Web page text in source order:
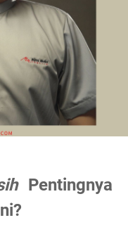
Pentingnya